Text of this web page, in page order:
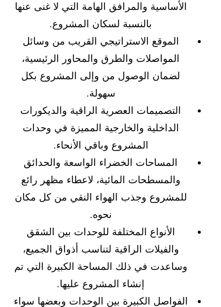
الأساسية والمرافق الهامة التي لا غنى عنها
بالنسبة لسكان المشروع.
الموقع الاستراتيجي القريب من وسائل
المواصلات والطرق والمحاور الرئيسية،
لضمان الوصول من وإلى المشروع بكل
سهولة.
التصميمات العصرية الراقية والديكورات
الداخلية والخارجية المميزة في وحدات
المشروع وباقي الأنحاء.
المساحات الخضراء الواسعة والحدائق
والمسطحات المائية، لاعطاء مظهر رائع
للمشروع وجذب الهواء النقي من كل مكان
نحوه.
الأنواع المختلفة للوحدات بين الشقق
والفيلات الراقية لتناسب أذواق الجميع،
وساعدت في ذلك المساحة الكبيرة التي تم
إنشاء المشروع عليها.
الفواصل الكبيرة بين الوحدات وبعضها سواء